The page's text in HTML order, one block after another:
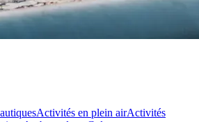
Activités en plein airActivités